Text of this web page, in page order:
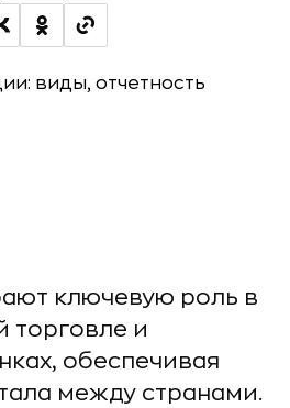
ключевую роль в
торговле и
обеспечивая
между странами.